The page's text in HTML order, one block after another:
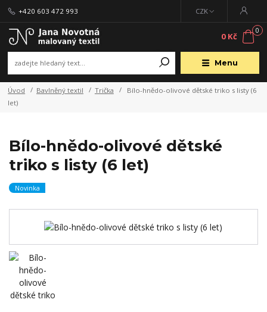
Menu
CZK
+420 603 472 993
0
0 Kč
Úvod Bavlněný textil Trička
Bílo-hnědo-olivové dětské triko s listy (6
let)
Bílo-hnědo-olivové dětské
triko s listy (6 let)
Novinka